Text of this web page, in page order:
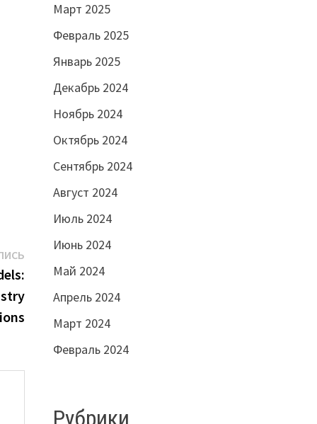
Следующая
запись:
Март 2025
Февраль 2025
Январь 2025
Декабрь 2024
Ноябрь 2024
Октябрь 2024
Сентябрь 2024
Август 2024
Июль 2024
Июнь 2024
Май 2024
Апрель 2024
Март 2024
Февраль 2024
Рубрики